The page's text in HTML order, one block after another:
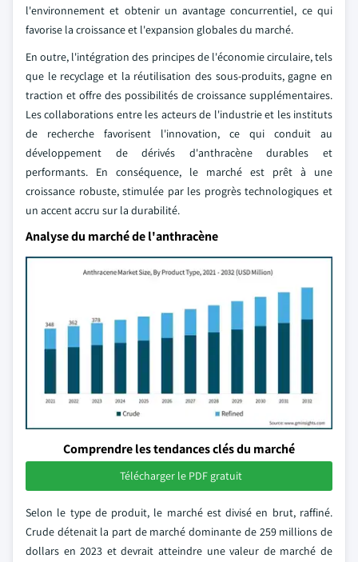
l'environnement et obtenir un avantage concurrentiel, ce qui
favorise la croissance et l'expansion globales du marché.
En outre, l'intégration des principes de l'économie circulaire, tels
que le recyclage et la réutilisation des sous-produits, gagne en
traction et offre des possibilités de croissance supplémentaires.
Les collaborations entre les acteurs de l'industrie et les instituts
de recherche favorisent l'innovation, ce qui conduit au
développement de dérivés d'anthracène durables et
performants. En conséquence, le marché est prêt à une
croissance robuste, stimulée par les progrès technologiques et
un accent accru sur la durabilité.
Analyse du marché de l'anthracène
Comprendre les tendances clés du marché
Télécharger le PDF gratuit
Selon le type de produit, le marché est divisé en brut, raffiné.
Crude détenait la part de marché dominante de 259 millions de
dollars en 2023 et devrait atteindre une valeur de marché de